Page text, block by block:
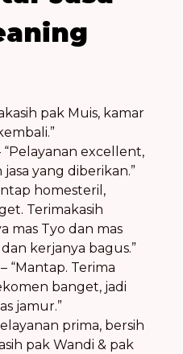
pak Muis, kamar
“Pelayanan excellent,
yang diberikan.”
homesteril,
Terimakasih
mas Tyo dan mas
kerjanya bagus.”
– “Mantap. Terima
banget, jadi
jamur.”
prima, bersih
pak Wandi & pak